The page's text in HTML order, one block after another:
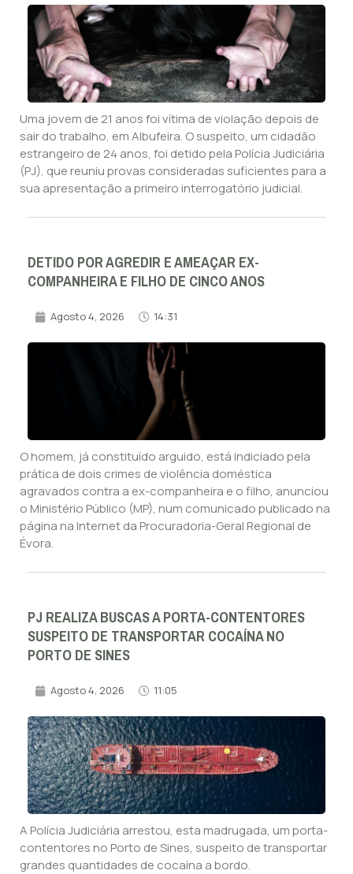
Uma jovem de 21 anos foi vítima de violação depois de
sair do trabalho, em Albufeira. O suspeito, um cidadão
estrangeiro de 24 anos, foi detido pela Polícia Judiciária
(PJ), que reuniu provas consideradas suficientes para a
sua apresentação a primeiro interrogatório judicial.
DETIDO POR AGREDIR E AMEAÇAR EX-
COMPANHEIRA E FILHO DE CINCO ANOS
Agosto 4, 2026 14:31
O homem, já constituído arguido, está indiciado pela
prática de dois crimes de violência doméstica
agravados contra a ex-companheira e o filho, anunciou
o Ministério Público (MP), num comunicado publicado na
página na Internet da Procuradoria-Geral Regional de
Évora.
PJ REALIZA BUSCAS A PORTA-CONTENTORES
SUSPEITO DE TRANSPORTAR COCAÍNA NO
PORTO DE SINES
Agosto 4, 2026 11:05
A Polícia Judiciária arrestou, esta madrugada, um porta-
contentores no Porto de Sines, suspeito de transportar
grandes quantidades de cocaína a bordo.